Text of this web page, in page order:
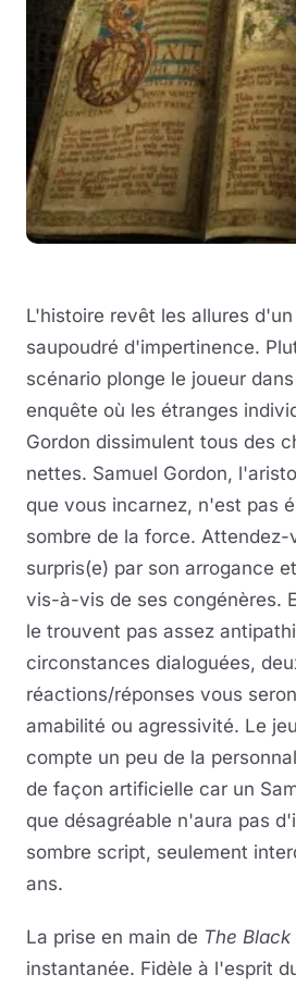
L'histoire revêt les allures
saupoudré d'impertinence.
scénario plonge le joueur
enquête où les étranges
Gordon dissimulent tous des
nettes. Samuel Gordon,
que vous incarnez, n'est pas
sombre de la force. Attendez-
surpris(e) par son arrogance
vis-à-vis de ses congénères.
le trouvent pas assez
circonstances dialoguées,
réactions/réponses vous
amabilité ou agressivité. Le
compte un peu de la
de façon artificielle car un
que désagréable n'aura pas
sombre script, seulement
ans.
La prise en main de The
instantanée. Fidèle à l'esprit